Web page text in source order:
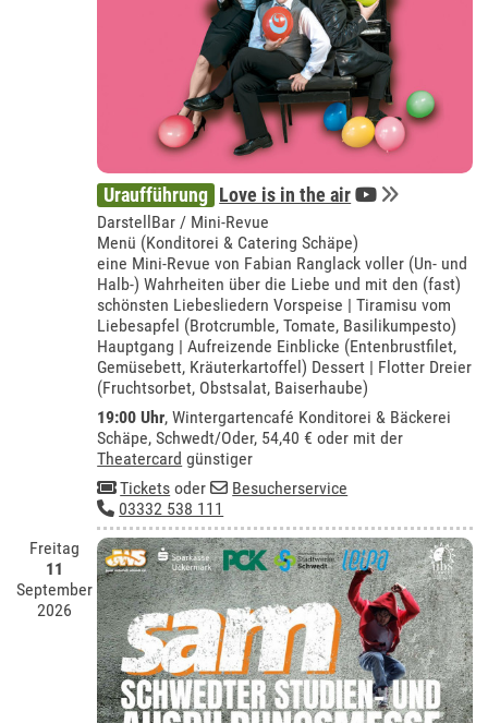
Uraufführung Love is in the air
DarstellBar / Mini-Revue
Menü (Konditorei & Catering Schäpe)
eine Mini-Revue von Fabian Ranglack voller (Un- und
Halb-) Wahrheiten über die Liebe und mit den (fast)
schönsten Liebesliedern Vorspeise | Tiramisu vom
Liebesapfel (Brotcrumble, Tomate, Basilikumpesto)
Hauptgang | Aufreizende Einblicke (Entenbrustfilet,
Gemüsebett, Kräuterkartoffel) Dessert | Flotter Dreier
(Fruchtsorbet, Obstsalat, Baiserhaube)
19:00 Uhr,Wintergartencafé Konditorei & Bäckerei
Schäpe, Schwedt/Oder, 54,40 € oder mit der
Theatercard günstiger
Tickets oder
Besucherservice
03332 538 111
Freitag
11
September
2026